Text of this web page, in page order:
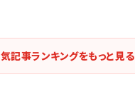
記事ランキングをもっと見る